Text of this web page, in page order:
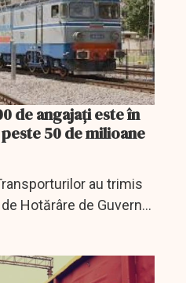
de angajaţi este în
50 de milioane
au trimis
Hotărâre de Guvern
bugetului Companiei